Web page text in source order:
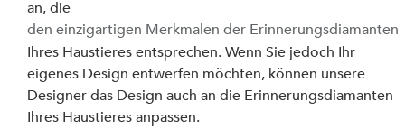
an, die
den einzigartigen Merkmalen der Erinnerungsdiamanten
Ihres Haustieres entsprechen. Wenn Sie jedoch Ihr
eigenes Design entwerfen möchten, können unsere
Designer das Design auch an die Erinnerungsdiamanten
Ihres Haustieres anpassen.